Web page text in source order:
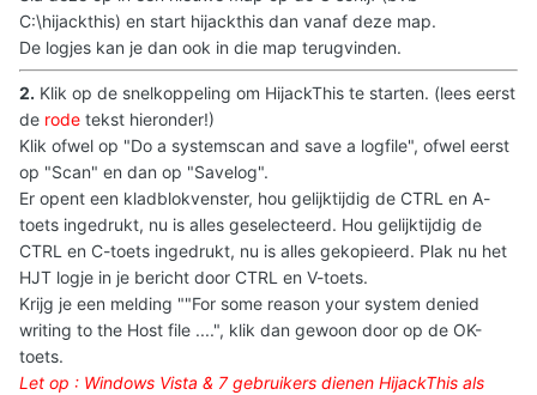
C:\hijackthis) en start hijackthis dan vanaf deze map.
De logjes kan je dan ook in die map terugvinden.
2. Klik op de snelkoppeling om HijackThis te starten. (lees eerst
de rode tekst hieronder!)
Klik ofwel op "Do a systemscan and save a logfile", ofwel eerst
op "Scan" en dan op "Savelog".
Er opent een kladblokvenster, hou gelijktijdig de CTRL en A-
toets ingedrukt, nu is alles geselecteerd. Hou gelijktijdig de
CTRL en C-toets ingedrukt, nu is alles gekopieerd. Plak nu het
HJT logje in je bericht door CTRL en V-toets.
Krijg je een melding ""For some reason your system denied
writing to the Host file ....", klik dan gewoon door op de OK-
toets.
Let op : Windows Vista & 7 gebruikers dienen HijackThis als